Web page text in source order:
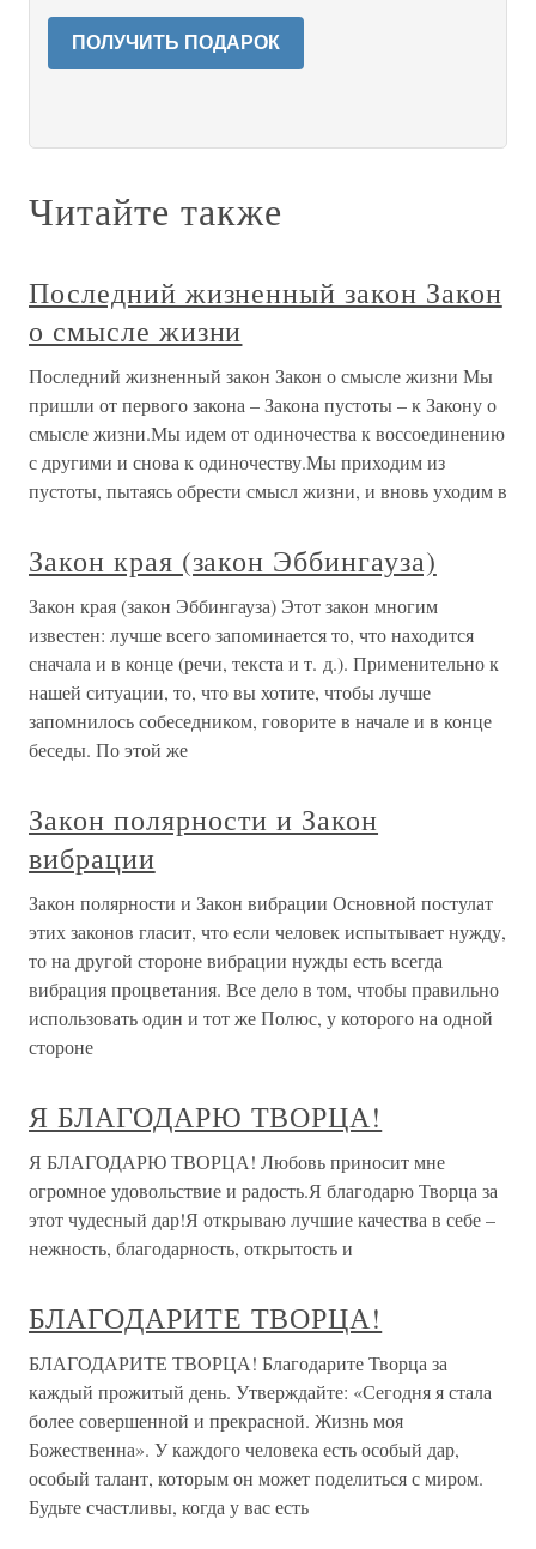
ПОЛУЧИТЬ ПОДАРОК
Читайте также
Последний жизненный закон Закон
о смысле жизни
Последний жизненный закон Закон о смысле жизни Мы
пришли от первого закона – Закона пустоты – к Закону о
смысле жизни.Мы идем от одиночества к воссоединению
с другими и снова к одиночеству.Мы приходим из
пустоты, пытаясь обрести смысл жизни, и вновь уходим в
Закон края (закон Эббингауза)
Закон края (закон Эббингауза) Этот закон многим
известен: лучше всего запоминается то, что находится
сначала и в конце (речи, текста и т. д.). Применительно к
нашей ситуации, то, что вы хотите, чтобы лучше
запомнилось собеседником, говорите в начале и в конце
беседы. По этой же
Закон полярности и Закон
вибрации
Закон полярности и Закон вибрации Основной постулат
этих законов гласит, что если человек испытывает нужду,
то на другой стороне вибрации нужды есть всегда
вибрация процветания. Все дело в том, чтобы правильно
использовать один и тот же Полюс, у которого на одной
стороне
Я БЛАГОДАРЮ ТВОРЦА!
Я БЛАГОДАРЮ ТВОРЦА! Любовь приносит мне
огромное удовольствие и радость.Я благодарю Творца за
этот чудесный дар!Я открываю лучшие качества в себе –
нежность, благодарность, открытость и
БЛАГОДАРИТЕ ТВОРЦА!
БЛАГОДАРИТЕ ТВОРЦА! Благодарите Творца за
каждый прожитый день. Утверждайте: «Сегодня я стала
более совершенной и прекрасной. Жизнь моя
Божественна». У каждого человека есть особый дар,
особый талант, которым он может поделиться с миром.
Будьте счастливы, когда у вас есть